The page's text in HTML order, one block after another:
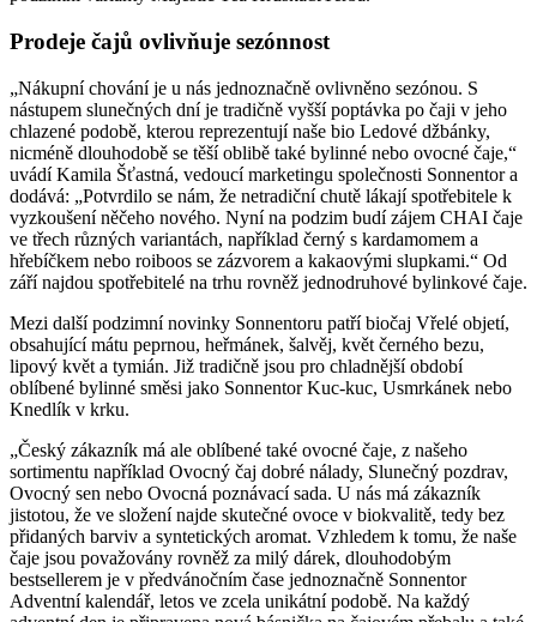
Prodeje čajů ovlivňuje sezónnost
„Nákupní chování je u nás jednoznačně ovlivněno sezónou. S
nástupem slunečných dní je tradičně vyšší poptávka po čaji v jeho
chlazené podobě, kterou reprezentují naše bio Ledové džbánky,
nicméně dlouhodobě se těší oblibě také bylinné nebo ovocné čaje,“
uvádí Kamila Šťastná, vedoucí marketingu společnosti Sonnentor a
dodává: „Potvrdilo se nám, že netradiční chutě lákají spotřebitele k
vyzkoušení něčeho nového. Nyní na podzim budí zájem CHAI čaje
ve třech různých variantách, například černý s kardamomem a
hřebíčkem nebo roiboos se zázvorem a kakaovými slupkami.“ Od
září najdou spotřebitelé na trhu rovněž jednodruhové bylinkové čaje.
Mezi další podzimní novinky Sonnentoru patří biočaj Vřelé objetí,
obsahující mátu peprnou, heřmánek, šalvěj, květ černého bezu,
lipový květ a tymián. Již tradičně jsou pro chladnější období
oblíbené bylinné směsi jako Sonnentor Kuc-kuc, Usmrkánek nebo
Knedlík v krku.
„Český zákazník má ale oblíbené také ovocné čaje, z našeho
sortimentu například Ovocný čaj dobré nálady, Slunečný pozdrav,
Ovocný sen nebo Ovocná poznávací sada. U nás má zákazník
jistotou, že ve složení najde skutečné ovoce v biokvalitě, tedy bez
přidaných barviv a syntetických aromat. Vzhledem k tomu, že naše
čaje jsou považovány rovněž za milý dárek, dlouhodobým
bestsellerem je v předvánočním čase jednoznačně Sonnentor
Adventní kalendář, letos ve zcela unikátní podobě. Na každý